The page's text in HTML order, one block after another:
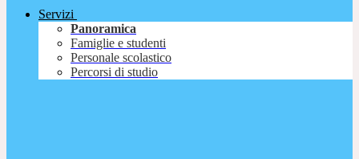
Servizi
Panoramica
Famiglie e studenti
Personale scolastico
Percorsi di studio